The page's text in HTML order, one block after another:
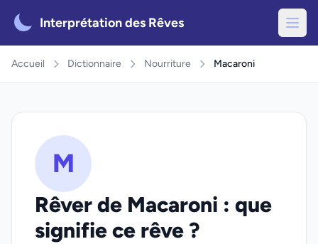
Interprétation des Rêves
Accueil Dictionnaire Nourriture Macaroni
M
Rêver de Macaroni : que
signifie ce rêve ?